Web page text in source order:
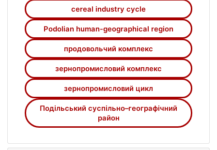
cereal industry cycle
Podolian human-geographical region
продовольчий комплекс
зернопромисловий комплекс
зернопромисловий цикл
Подільський суспільно–географічний
район